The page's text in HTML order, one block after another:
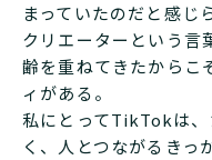
まっていたのだと感じ
クリエーターという言
齢を重ねてきたからこ
ィがある。
私にとってTikTokは
く、人とつながるきっ